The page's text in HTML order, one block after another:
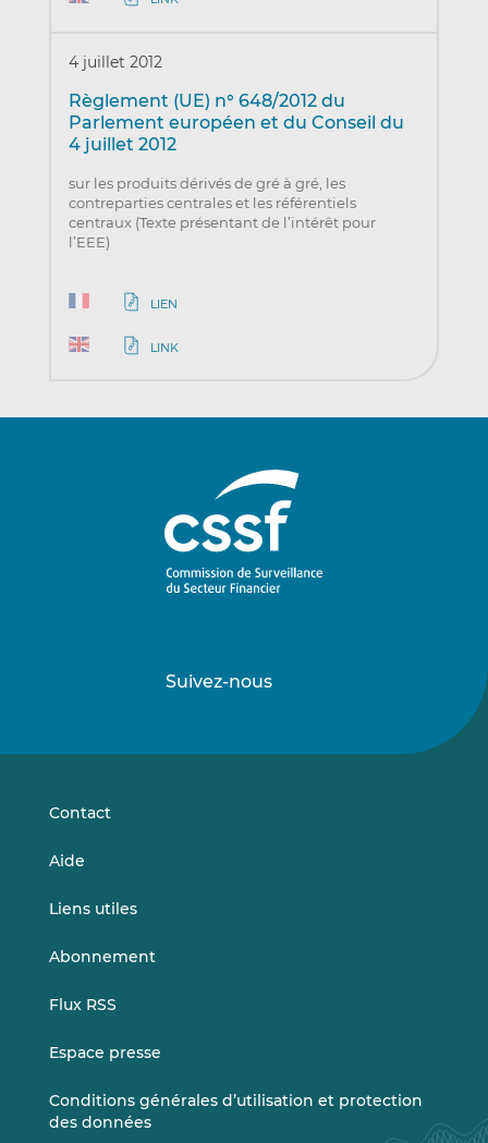
4 juillet 2012
Règlement (UE) n° 648/2012 du
Parlement européen et du Conseil du
4 juillet 2012
sur les produits dérivés de gré à gré, les
contreparties centrales et les référentiels
centraux (Texte présentant de l’intérêt pour
l’EEE)
LIEN
LINK
Suivez-nous
sursur
Contact
Aide
Liens utiles
Abonnement
Flux RSS
Espace presse
Conditions générales d’utilisation et protection
des données